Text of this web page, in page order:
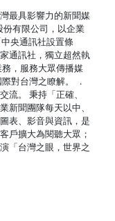
最具影響力的新聞媒
有限公司，以企業
央通訊社設置條
通訊社，獨立超然執
，服務大眾傳播媒
對台灣之瞭解。 ．
流。 秉持「正確、
新聞團隊每天以中、
表、影音與資訊，是
戶擴大為閱聽大眾；
「台灣之眼，世界之